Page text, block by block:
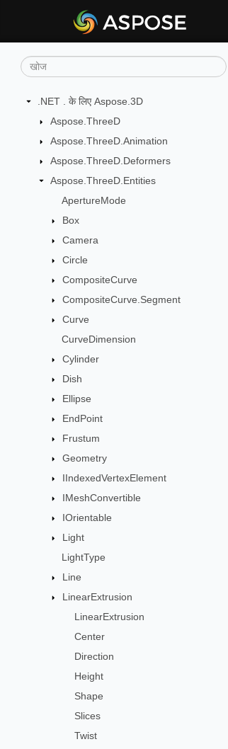
.NET . के लिए Aspose.3D
Aspose.ThreeD
Aspose.ThreeD.Animation
Aspose.ThreeD.Deformers
Aspose.ThreeD.Entities
ApertureMode
Box
Camera
Circle
CompositeCurve
CompositeCurve.Segment
Curve
CurveDimension
Cylinder
Dish
Ellipse
EndPoint
Frustum
Geometry
IIndexedVertexElement
IMeshConvertible
IOrientable
Light
LightType
Line
LinearExtrusion
LinearExtrusion
Center
Direction
Height
Shape
Slices
Twist